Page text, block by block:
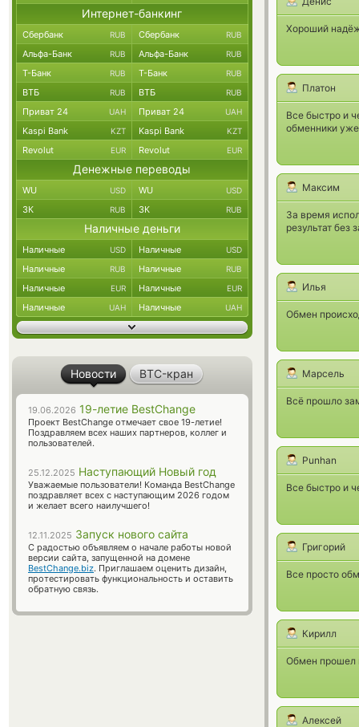
Хороший
Платон
Все быстро и
обменники
Максим
За время
результат без
Илья
Обмен
Марсель
Всё прошло
Punhan
Все быстро и
Григорий
Все просто
Кирилл
Обмен прошел
Алексей
Интернет-банкинг
Сбербанк RUB Сбербанк RUB
Альфа-Банк RUB Альфа-Банк RUB
Т-Банк RUB Т-Банк RUB
ВТБ RUB ВТБ RUB
Приват 24 UAH Приват 24 UAH
Kaspi Bank KZT Kaspi Bank KZT
Revolut EUR Revolut EUR
Денежные переводы
WU USD WU USD
ЗК RUB ЗК RUB
Наличные деньги
Наличные USD Наличные USD
Наличные RUB Наличные RUB
Наличные EUR Наличные EUR
Наличные UAH Наличные UAH
Новости BTC-кран
19.06.2026 19-летие BestChange
Проект BestChange отмечает свое 19-летие!
Поздравляем всех наших партнеров, коллег и
пользователей.
25.12.2025 Наступающий Новый год
Уважаемые пользователи! Команда BestChange
поздравляет всех с наступающим 2026 годом
и желает всего наилучшего!
12.11.2025 Запуск нового сайта
С радостью объявляем о начале работы новой
версии сайта, запущенной на домене
BestChange.biz. Приглашаем оценить дизайн,
протестировать функциональность и оставить
обратную связь.